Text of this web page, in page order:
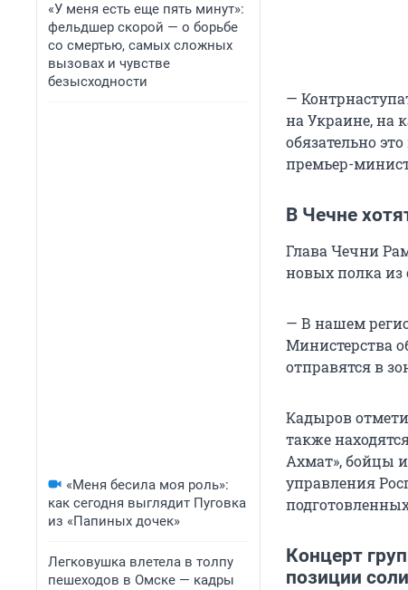
«У меня есть еще пять минут»:
фельдшер скорой — о борьбе
со смертью, самых сложных
вызовах и чувстве
безысходности
«Меня бесила моя роль»:
как сегодня выглядит Пуговка
из «Папиных дочек»
Легковушка влетела в толпу
пешеходов в Омске — кадры
—
на Украине, на
обязательно
премьер-
В Чечне
Глава Чечни
новых полка
— В нашем
Министерства
отправятся в
Кадыров
также
Ахмат», бойцы
управления
Концерт
позиции